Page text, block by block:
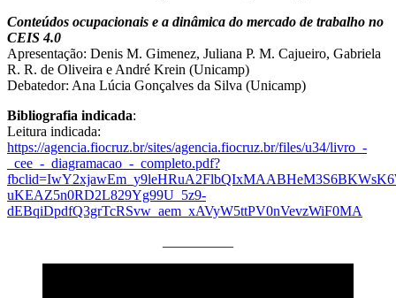
Conteúdos ocupacionais e a dinâmica do mercado de trabalho no
CEIS 4.0
Apresentação: Denis M. Gimenez, Juliana P. M. Cajueiro, Gabriela
R. R. de Oliveira e André Krein (Unicamp)
Debatedor: Ana Lúcia Gonçalves da Silva (Unicamp)
Bibliografia indicada:
Leitura indicada:
https://agencia.fiocruz.br/sites/agencia.fiocruz.br/files/u34/livro_-
_cee_-_diagramacao_-_completo.pdf?
uKEAZ5n0RD2L829Yg99U_5z9-
dEBqiDpdfQ3grTcRSvw_aem_xAVyW5ttPV0nVevzWiF0MA